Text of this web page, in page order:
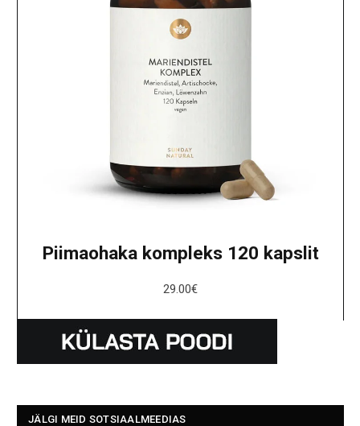
Piimaohaka kompleks 120 kapslit
29.00€
JÄLGI MEID SOTSIAALMEEDIAS